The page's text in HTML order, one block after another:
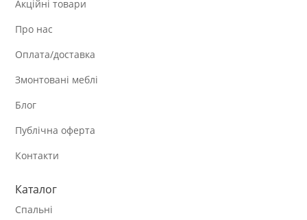
Акційні товари
Про нас
Оплата/доставка
Змонтовані меблі
Блог
Публічна оферта
Контакти
Каталог
Спальні